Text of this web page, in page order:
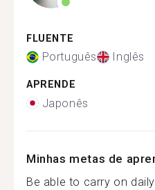
FLUENTE
Português Inglês
APRENDE
Japonês
Minhas metas de
Be able to carry on